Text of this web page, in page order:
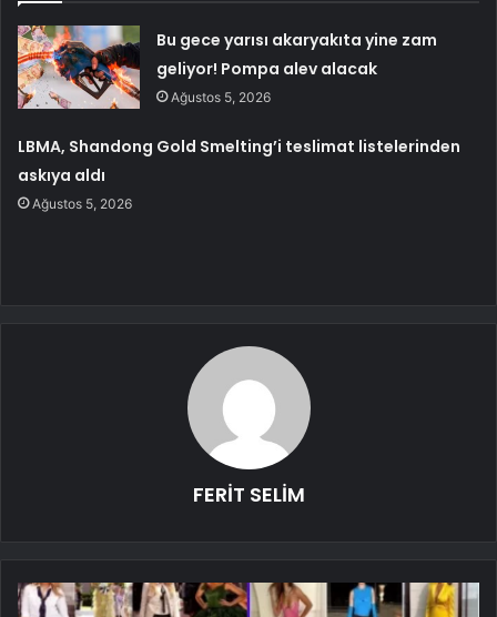
Bu gece yarısı akaryakıta yine zam
geliyor! Pompa alev alacak
Ağustos 5, 2026
LBMA, Shandong Gold Smelting’i teslimat listelerinden
askıya aldı
Ağustos 5, 2026
FERİT SELİM